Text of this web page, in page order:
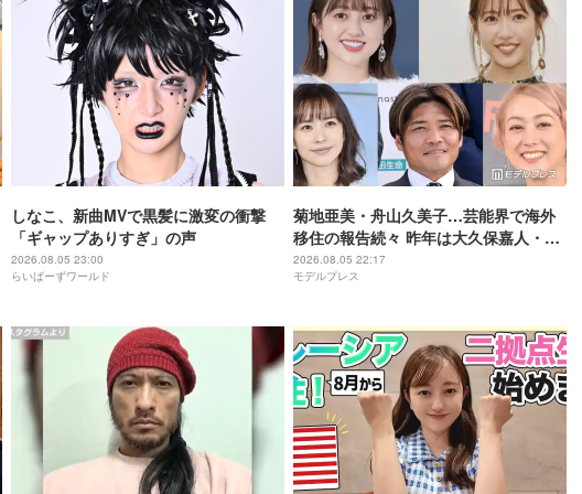
しなこ、新曲MVで黒髪に激変の衝撃
「ギャップありすぎ」の声
2026.08.05 23:00
らいばーずワールド
菊地亜美・舟山久美子…芸能界で海外
移住の報告続々 昨年は大久保嘉人・
SHELLY・優木まおみも
2026.08.05 22:17
モデルプレス